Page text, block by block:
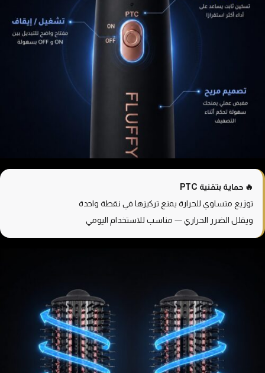
🔥 حماية بتقنية PTC
توزيع متساوي للحرارة يمنع تركيزها في نقطة واحدة
ويقلل الضرر الحراري — مناسب للاستخدام اليومي